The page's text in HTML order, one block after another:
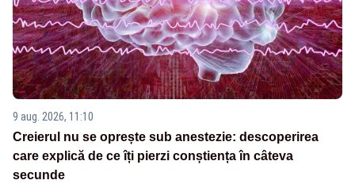
9 aug. 2026, 11:10
Creierul nu se oprește sub anestezie: descoperirea
care explică de ce îți pierzi conștiența în câteva
secunde